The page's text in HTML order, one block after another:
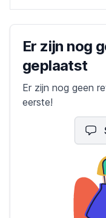
Bedrijfs reviews
Er zijn nog
geplaatst
Er zijn nog geen
eerste!